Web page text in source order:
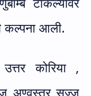
कल्पना आली.
कोरिया ,
अण्वस्त्र सज्ज